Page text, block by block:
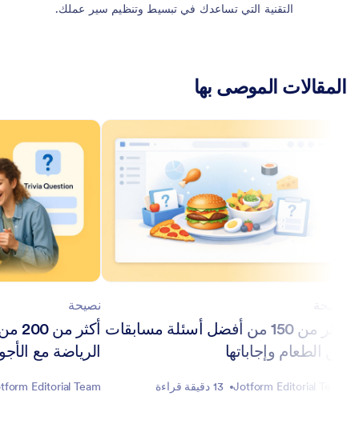
التقنية التي تساعدك في تبسيط وتنظيم سير عملك.
المقالات الموصى بها
أكثر من 150 من أفضل أسئلة مسابقات
عن الطعام وإجاباتها
Jotform Editorial Team 13 دقيقة قراءة
نصيحة
الرياضة مع
Editorial Team